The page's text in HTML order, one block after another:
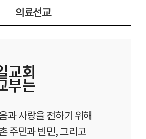
의료선교
교회
부는
과 사랑을 전하기 위해
주민과 빈민, 그리고